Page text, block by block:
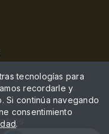
tecnologías para
recordarle y
Si continúa navegando
consentimiento
.